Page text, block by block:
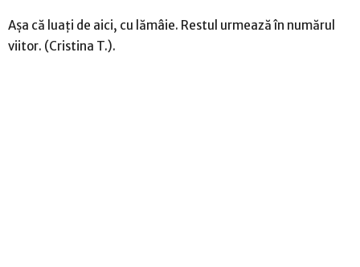
Așa că luați de aici, cu lămâie. Restul urmează în numărul
viitor. (Cristina T.).